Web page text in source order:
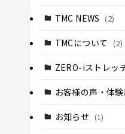
TMC NEWS (2)
TMCについて (2)
ZERO-iストレッ
お客様の声・体
お知らせ (1)